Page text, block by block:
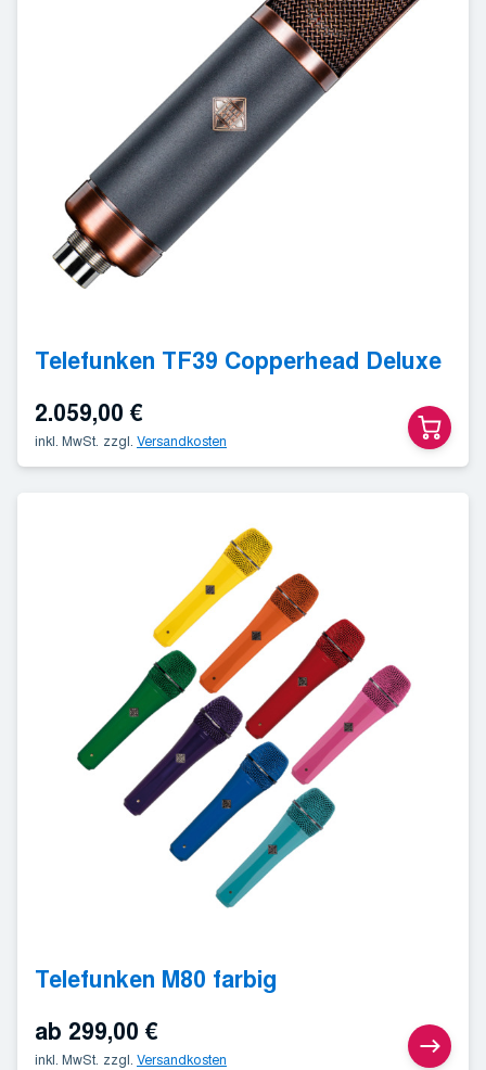
Telefunken TF39 Copperhead Deluxe
2.059,00 €
inkl. MwSt. zzgl. Versandkosten
Telefunken M80 farbig
ab 299,00 €
inkl. MwSt. zzgl. Versandkosten